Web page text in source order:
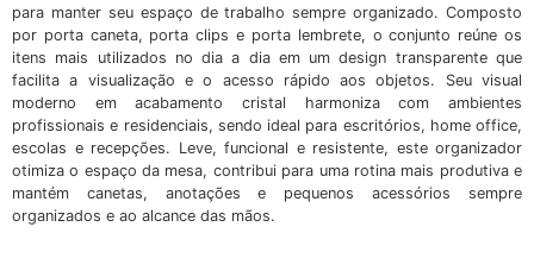
para manter seu espaço de trabalho sempre organizado. Composto
por porta caneta, porta clips e porta lembrete, o conjunto reúne os
itens mais utilizados no dia a dia em um design transparente que
facilita a visualização e o acesso rápido aos objetos. Seu visual
moderno em acabamento cristal harmoniza com ambientes
profissionais e residenciais, sendo ideal para escritórios, home office,
escolas e recepções. Leve, funcional e resistente, este organizador
otimiza o espaço da mesa, contribui para uma rotina mais produtiva e
mantém canetas, anotações e pequenos acessórios sempre
organizados e ao alcance das mãos.